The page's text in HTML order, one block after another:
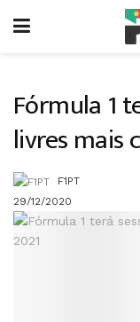
Fórmula 1
livres mais
F1PT
29/12/2020